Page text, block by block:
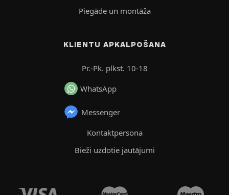
Piegāde un montāža
KLIENTU APKALPOŠANA
Pr.-Pk. plkst. 10-18
WhatsApp
Messenger
Kontaktpersona
Bieži uzdotie jautājumi